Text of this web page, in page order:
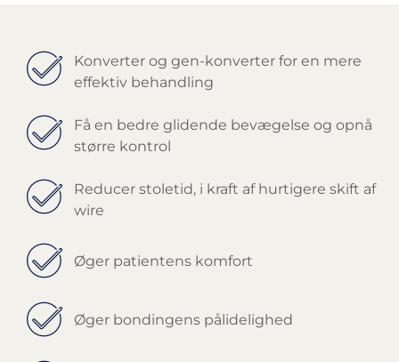
Konverter og gen-konverter for en mere
effektiv behandling
Få en bedre glidende bevægelse og opnå
større kontrol
Reducer stoletid, i kraft af hurtigere skift af
wire
Øger patientens komfort
Øger bondingens pålidelighed